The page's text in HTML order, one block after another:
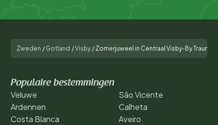
Zweden / Gotland /Visby / Zomerjuweel in Centraal Visby-By Traum
Populaire bestemmingen
Veluwe
Ardennen
Costa Blanca
São Vicente
Calheta
Aveiro